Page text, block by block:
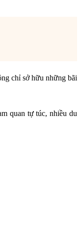
chỉ sở hữu những bãi
quan tự túc, nhiều du